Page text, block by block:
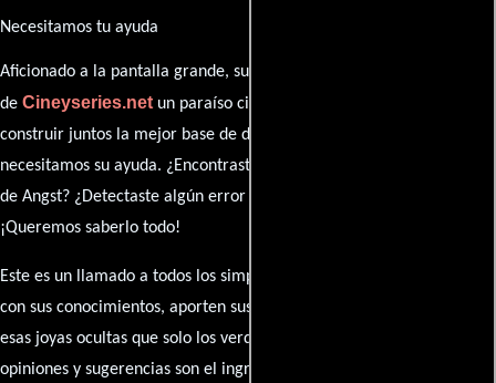
Necesitamos tu ayuda
Aficionado a la pantalla grande, su participación es clave para hacer
de Cineyseries.netun paraíso cinéfilo completo. Queremos
construir juntos la mejor base de datos cinematográfica, pero
necesitamos su ayuda. ¿Encontraste algún dato faltante en la ficha
de Angst? ¿Detectaste algún error en la sinopsis o el elenco?
¡Queremos saberlo todo!
Este es un llamado a todos los simpatizantes del cine: contribuyan
con sus conocimientos, aporten sus descubrimientos y compartan
esas joyas ocultas que solo los verdaderos fanáticos conocen. Sus
opiniones y sugerencias son el ingrediente secreto que hará de